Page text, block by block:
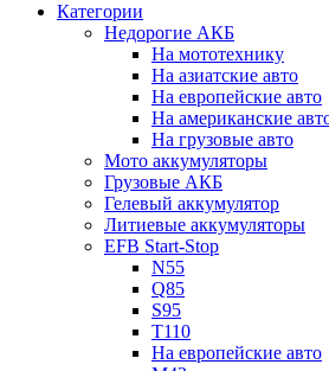
Категории
Недорогие АКБ
На мототехнику
На азиатские авто
На европейские авто
На американские
На грузовые авто
Мото аккумуляторы
Грузовые АКБ
Гелевый аккумулятор
Литиевые аккумуляторы
EFB Start-Stop
N55
Q85
S95
T110
На европейские авто